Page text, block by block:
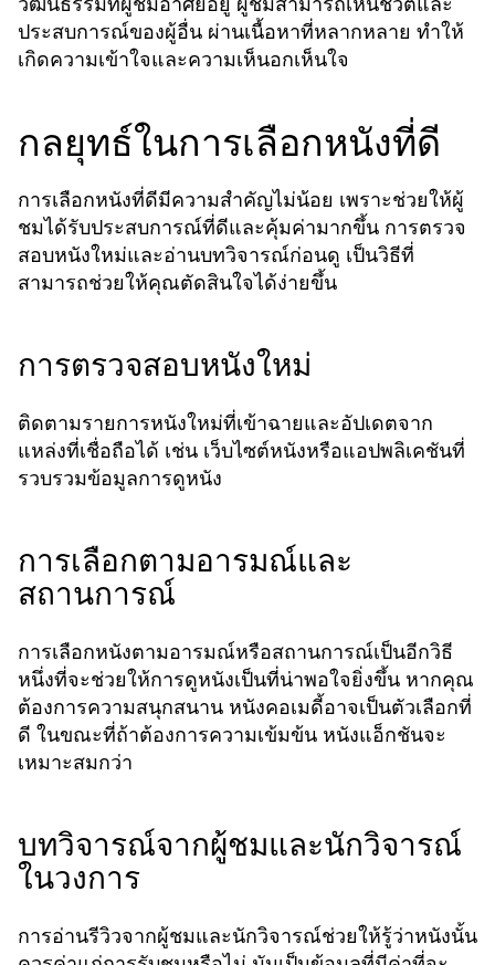
ประสบการณ์ของผู้อื่น ผ่านเนื้อหาที่หลากหลาย ทำให้
เกิดความเข้าใจและความเห็นอกเห็นใจ
กลยุทธ์ในการเลือกหนังที่ดี
การเลือกหนังที่ดีมีความสำคัญไม่น้อย เพราะช่วยให้ผู้
ชมได้รับประสบการณ์ที่ดีและคุ้มค่ามากขึ้น การตรวจ
สอบหนังใหม่และอ่านบทวิจารณ์ก่อนดู เป็นวิธีที่
สามารถช่วยให้คุณตัดสินใจได้ง่ายขึ้น
การตรวจสอบหนังใหม่
ติดตามรายการหนังใหม่ที่เข้าฉายและอัปเดตจาก
แหล่งที่เชื่อถือได้ เช่น เว็บไซต์หนังหรือแอปพลิเคชันที่
รวบรวมข้อมูลการดูหนัง
การเลือกตามอารมณ์และ
สถานการณ์
การเลือกหนังตามอารมณ์หรือสถานการณ์เป็นอีกวิธี
หนึ่งที่จะช่วยให้การดูหนังเป็นที่น่าพอใจยิ่งขึ้น หากคุณ
ต้องการความสนุกสนาน หนังคอเมดี้อาจเป็นตัวเลือกที่
ดี ในขณะที่ถ้าต้องการความเข้มข้น หนังแอ็กชันจะ
เหมาะสมกว่า
บทวิจารณ์จากผู้ชมและนักวิจารณ์
ในวงการ
การอ่านรีวิวจากผู้ชมและนักวิจารณ์ช่วยให้รู้ว่าหนังนั้น